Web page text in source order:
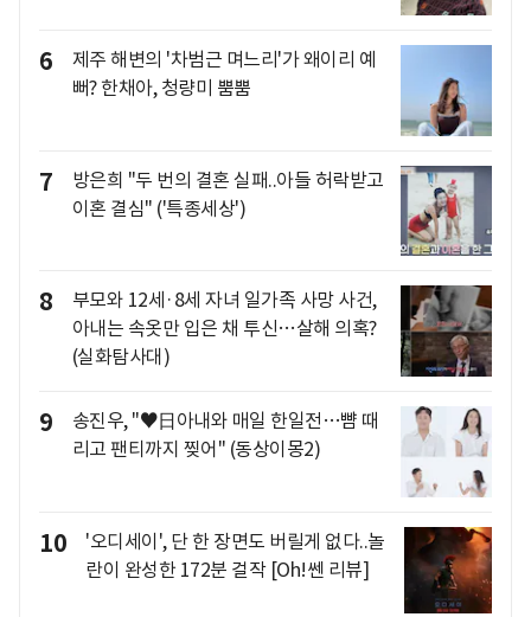
6
제주 해변의 '차범근 며느리'가 왜이리 예
뻐? 한채아, 청량미 뿜뿜
7
방은희 "두 번의 결혼 실패..아들 허락받고
이혼 결심" ('특종세상')
8
부모와 12세·8세 자녀 일가족 사망 사건,
아내는 속옷만 입은 채 투신…살해 의혹?
(실화탐사대)
9
송진우, "♥日아내와 매일 한일전…뺨 때
리고 팬티까지 찢어" (동상이몽2)
10
'오디세이', 단 한 장면도 버릴게 없다..놀
란이 완성한 172분 걸작 [Oh!쎈 리뷰]